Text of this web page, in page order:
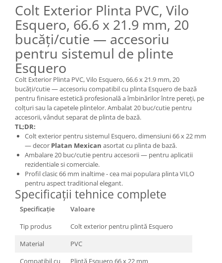
Colt Exterior Plinta PVC, Vilo
Esquero, 66.6 x 21.9 mm, 20
bucăți/cutie — accesoriu
pentru sistemul de plinte
Esquero
Colt Exterior Plinta PVC, Vilo Esquero, 66.6 x 21.9 mm, 20
bucăți/cutie — accesoriu compatibil cu plinta Esquero de bază
pentru finisare estetică profesională a îmbinărilor între pereți, pe
colțuri sau la capetele plintelor. Ambalat 20 buc/cutie pentru
accesorii, vândut separat de plinta de bază.
TL;DR:
Colt exterior pentru sistemul Esquero, dimensiuni 66 x 22 mm
— decor Platan Mexican asortat cu plinta de bază.
Ambalare 20 buc/cutie pentru accesorii — pentru aplicatii
rezidentiale si comerciale.
Profil clasic 66 mm inaltime - cea mai populara plinta VILO
pentru aspect traditional elegant.
Specificații tehnice complete
Specificație
Valoare
Tip produs
Colt exterior pentru plintă Esquero
Material
PVC
Compatibil cu
Plintă Esquero 66 x 22 mm